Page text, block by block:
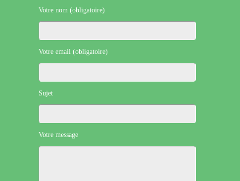
Votre nom (obligatoire)
Votre email (obligatoire)
Sujet
Votre message